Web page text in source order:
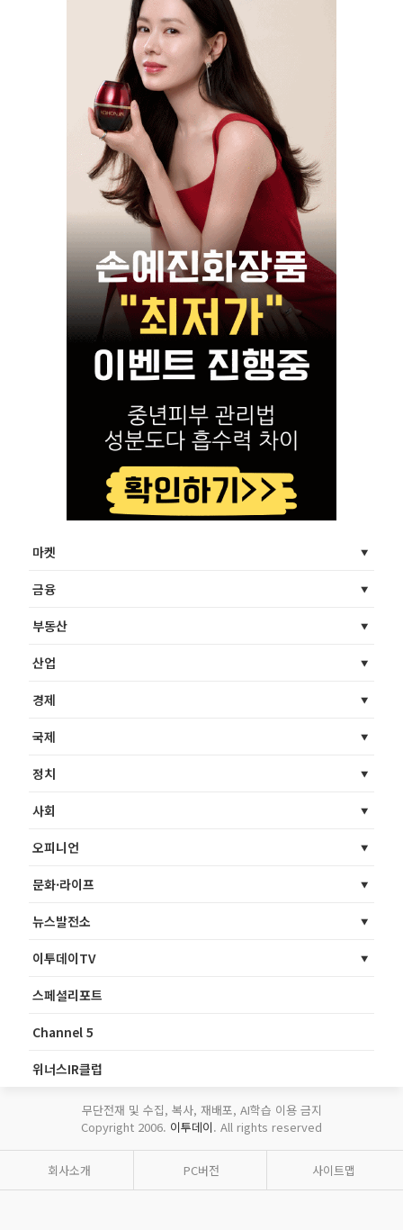
마켓
금융
부동산
산업
경제
국제
정치
사회
오피니언
문화·라이프
뉴스발전소
이투데이TV
스페셜리포트
Channel 5
위너스IR클럽
무단전재 및 수집, 복사, 재배포, AI학습 이용 금지
Copyright 2006. 이투데이. All rights reserved
회사소개 PC버전 사이트맵